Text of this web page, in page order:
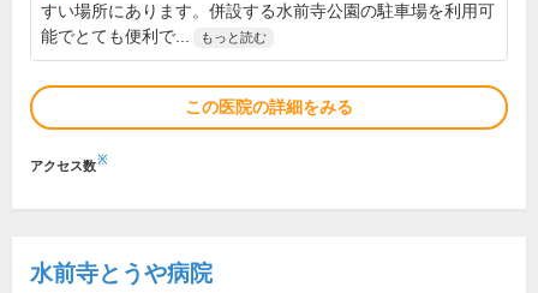
すい場所にあります。併設する水前寺公園の駐車場を利用可
能でとても便利で...
もっと読む
この医院の詳細をみる
アクセス数※
水前寺とうや病院